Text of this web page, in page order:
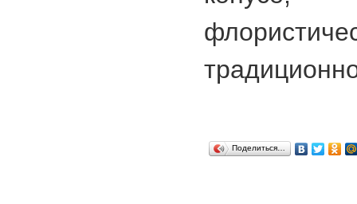
Поделиться…